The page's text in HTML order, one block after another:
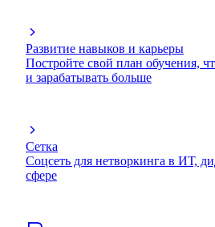
Развитие навыков и карьеры
Постройте свой план обучения,
и зарабатывать больше
Сетка
Соцсеть для нетворкинга в ИТ,
сфере